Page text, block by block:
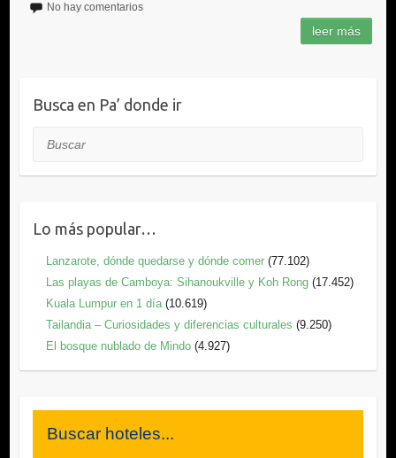
No hay comentarios
Busca en Pa’ donde ir
Buscar
Lo más popular…
Lanzarote, dónde quedarse y dónde comer (77.102)
Las playas de Camboya: Sihanoukville y Koh Rong (17.452)
Kuala Lumpur en 1 día (10.619)
Tailandia – Curiosidades y diferencias culturales (9.250)
El bosque nublado de Mindo (4.927)
Buscar hoteles...